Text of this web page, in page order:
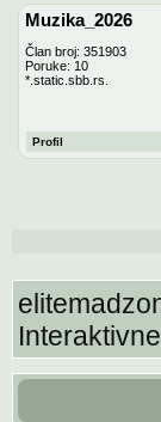
Muzika_2026
Član broj: 351903
Poruke: 10
*.static.sbb.rs.
Profil